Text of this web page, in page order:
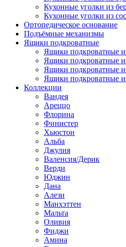
Кухонные уголки из
Кухонные уголки из
Ортопедическое основание
Подъёмные механизмы
Ящики подкроватные
Ящики подкроватные
Ящики подкроватные
Ящики подкроватные
Ящики подкроватные
Коллекции
Вандея
Ареццо
Флорина
Финистер
Хьюстон
Альба
Джулия
Валенсия/Дерик
Верди
Юджин
Дана
Алези
Манхэттен
Мальта
Оливия
Фиджи
Амина